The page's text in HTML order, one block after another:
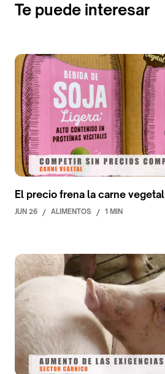
Te puede interesar
El precio frena la carne vegetal
JUN 26 / ALIMENTOS / 1 MIN